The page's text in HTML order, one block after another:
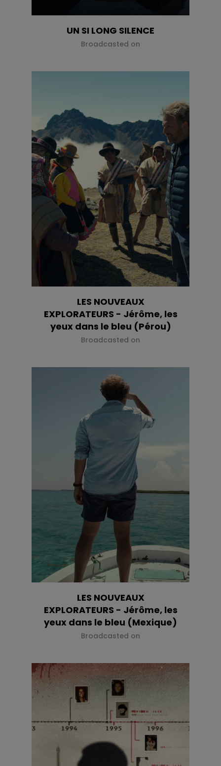
UN SI LONG SILENCE
Broadcasted on
LES NOUVEAUX
EXPLORATEURS - Jérôme, les
yeux dans le bleu (Pérou)
Broadcasted on
LES NOUVEAUX
EXPLORATEURS - Jérôme, les
yeux dans le bleu (Mexique)
Broadcasted on